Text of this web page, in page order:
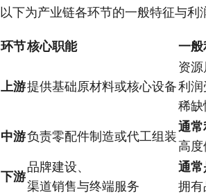
以下为产业链各环节的一般特征与利
环节核心职能 一
上游提供基础原材料或核心设备
资源
利润
稀缺
中游负责零配件制造或代工组装
通
高
下游
品牌建设、
渠道销售与终端服务
通
拥有